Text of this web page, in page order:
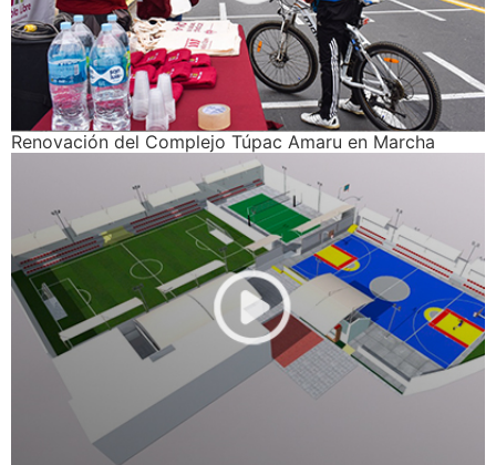
Renovación del Complejo Túpac Amaru en Marcha